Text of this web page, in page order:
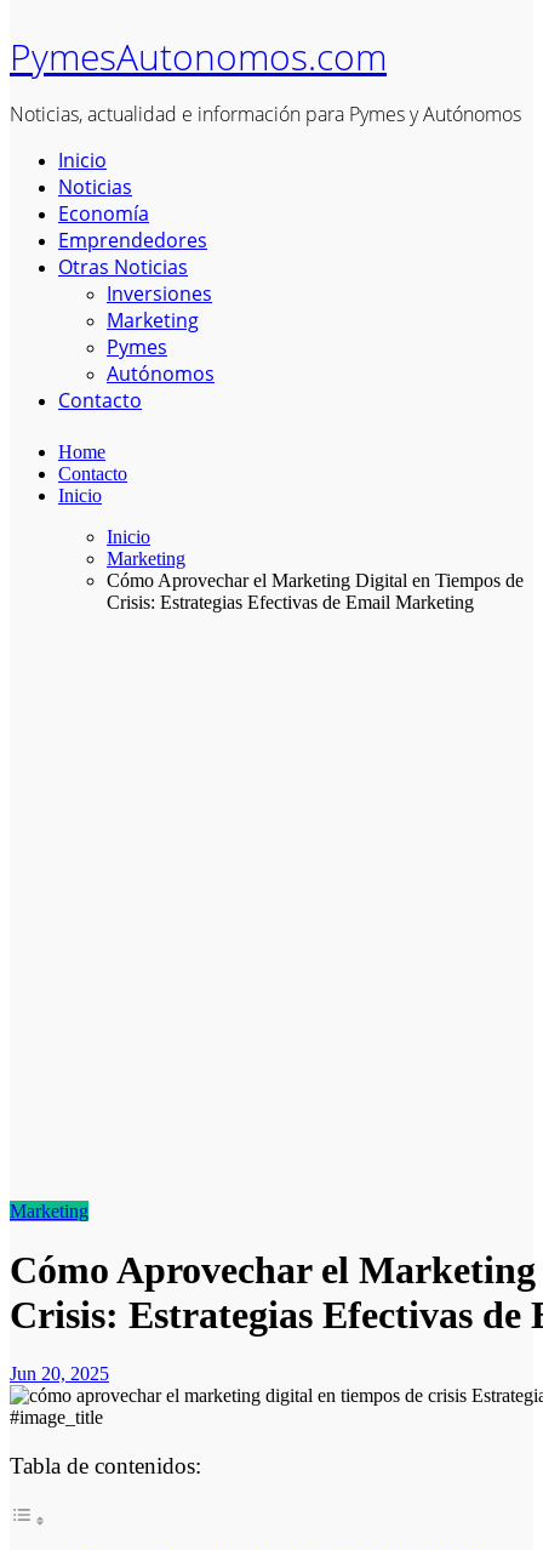
PymesAutonomos.com
Noticias, actualidad e información para Pymes y Autónomos
Inicio
Noticias
Economía
Emprendedores
Otras Noticias
Inversiones
Marketing
Pymes
Autónomos
Contacto
Home
Contacto
Inicio
Inicio
Marketing
Cómo Aprovechar el Marketing Digital en Tiempos de
Crisis: Estrategias Efectivas de Email Marketing
Marketing
Cómo Aprovechar el
Crisis: Estrategias Efectivas
Jun 20, 2025
#image_title
Tabla de contenidos: